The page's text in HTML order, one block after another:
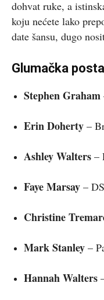
dohvat ruke, a
koju nećete lako
date šansu, dugo
Glumačka
Stephen Graham
Erin Doherty –
Ashley Walters –
Faye Marsay –
Christine
Mark Stanley –
Hannah Walters